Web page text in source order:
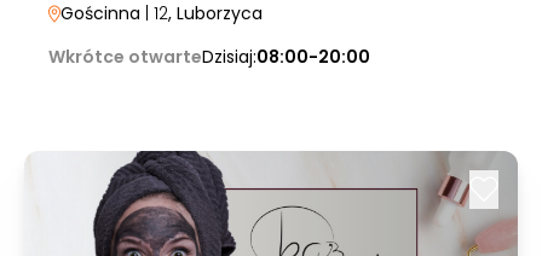
Gościnna | 12, Luborzyca
Wkrótce otwarteDzisiaj:08:00-20:00